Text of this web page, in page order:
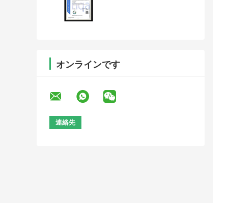
オンラインです